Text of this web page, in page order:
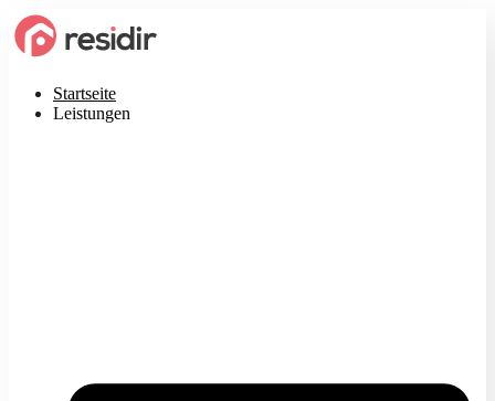
Startseite
Leistungen